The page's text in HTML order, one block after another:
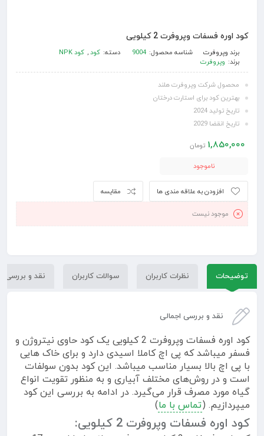
کود اوره فسفات وپروفرت 2 کیلویی
برند وپروفرت شناسه محصول: 9004 دسته: کود, کود NPK
برند: وپروفرت
محصول شرکت وپروفرت هلند
بهترین کود برای استارت درختان
تاریخ تولید 2024
تاریخ انقضا 2029
1,850,000 تومان
ناموجود
مقایسه افزودن به علاقه مندی ها
موجود نیست
توضیحات نظرات کاربران سوالات کاربران نقد و بررسی
نقد و بررسی اجمالی
کود اوره فسفات وپروفرت 2 کیلویی یک کود حاوی نیتروژن و
فسفر میباشد که پی اچ کاملا اسیدی دارد و برای خاک هایی
با پی اچ بالا بسیار مناسب میباشد. این کود بدون سولفات
است و در روش‌های مختلف آبیاری و به منظور تقویت انواع
گیاه مورد مصرف قرار می‌گیرد. در ادامه به بررسی این کود
میپردازیم. (تماس با ما)
کود اوره فسفات وپروفرت 2 کیلویی: